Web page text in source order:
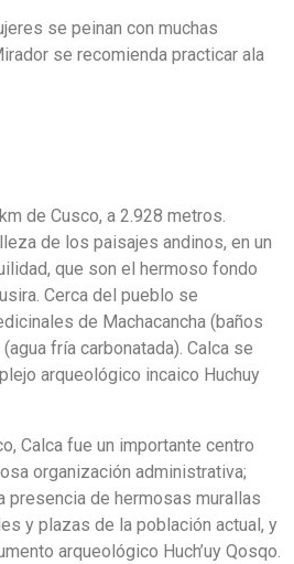
se peinan con muchas
se recomienda practicar ala
de Cusco, a 2.928 metros.
de los paisajes andinos, en un
que son el hermoso fondo
Cerca del pueblo se
de Machacancha (baños
fría carbonatada). Calca se
arqueológico incaico Huchuy
Calca fue un importante centro
organización administrativa;
presencia de hermosas murallas
y plazas de la población actual, y
arqueológico Huch’uy Qosqo.